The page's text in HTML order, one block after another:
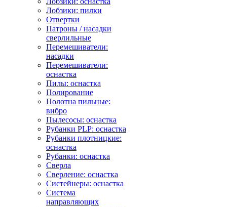
Лобзики: пилки
Отвертки
Патроны / насадки
сверлильные
Перемешиватели:
насадки
Перемешиватели:
оснастка
Пилы: оснастка
Полирование
Полотна пильные:
вибро
Пылесосы: оснастка
Рубанки PLP: оснастка
Рубанки плотницкие:
оснастка
Рубанки: оснастка
Сверла
Сверление: оснастка
Систейнеры: оснастка
Система
направляющих